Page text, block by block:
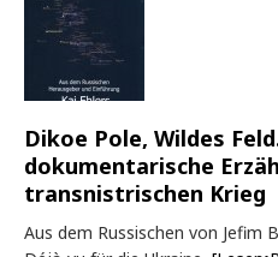
Dikoe Pole, Wildes
dokumentarische
transnistrischen Krieg
Aus dem Russischen von Jefim